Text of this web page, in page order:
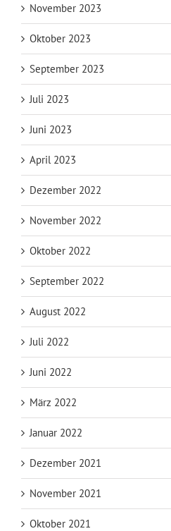
November 2023
Oktober 2023
September 2023
Juli 2023
Juni 2023
April 2023
Dezember 2022
November 2022
Oktober 2022
September 2022
August 2022
Juli 2022
Juni 2022
März 2022
Januar 2022
Dezember 2021
November 2021
Oktober 2021